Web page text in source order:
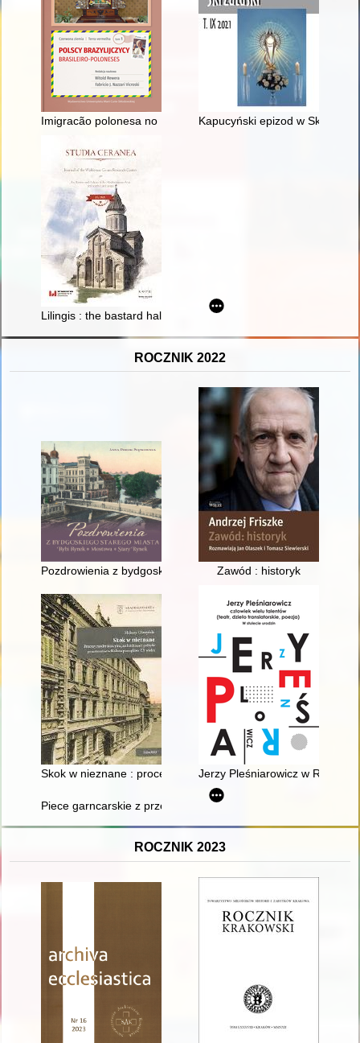
Imigracão polonesa no Brasil meridional : identidade(s) e
Kapucyński epizod w
Lilingis : the bastard half-brother of Illus
ROCZNIK 2022
Pozdrowienia z bydgoskiego Starego Miasta : Rybi Rynek,
Zawód : historyk
Skok w nieznane : procesy modernizacyjne, architektura i
Jerzy Pleśniarowicz w
Piece garncarskie z przełomu średniowiecza i nowożytności
ROCZNIK 2023